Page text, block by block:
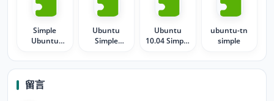
Simple
Ubuntu
Ubuntu
Simple
Ubuntu
10.04 Simple
ubuntu-tn
simple
留言